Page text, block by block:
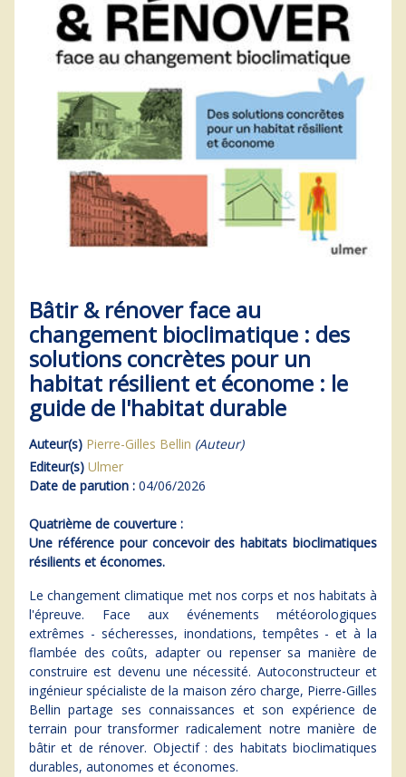
Bâtir & rénover face au
changement bioclimatique : des
solutions concrètes pour un
habitat résilient et économe : le
guide de l'habitat durable
Auteur(s) Pierre-Gilles Bellin (Auteur)
Editeur(s) Ulmer
Date de parution : 04/06/2026
Quatrième de couverture :
Une référence pour concevoir des habitats bioclimatiques
résilients et économes.
Le changement climatique met nos corps et nos habitats à
l'épreuve. Face aux événements météorologiques
extrêmes - sécheresses, inondations, tempêtes - et à la
flambée des coûts, adapter ou repenser sa manière de
construire est devenu une nécessité. Autoconstructeur et
ingénieur spécialiste de la maison zéro charge, Pierre-Gilles
Bellin partage ses connaissances et son expérience de
terrain pour transformer radicalement notre manière de
bâtir et de rénover. Objectif : des habitats bioclimatiques
durables, autonomes et économes.